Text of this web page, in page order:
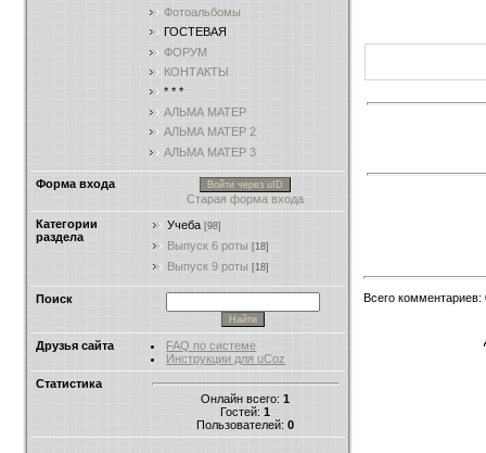
Фотоальбомы
ГОСТЕВАЯ
ФОРУМ
КОНТАКТЫ
* * *
АЛЬМА МАТЕР
АЛЬМА МАТЕР 2
АЛЬМА МАТЕР 3
Форма входа Войти через uID
Старая форма входа
Категории
раздела
Учеба [98]
Выпуск 6 роты [18]
Выпуск 9 роты [18]
Поиск
Друзья сайта
FAQ по системе
Инструкции для uCoz
Статистика
Онлайн всего: 1
Гостей: 1
Пользователей: 0
Всего комментариев: